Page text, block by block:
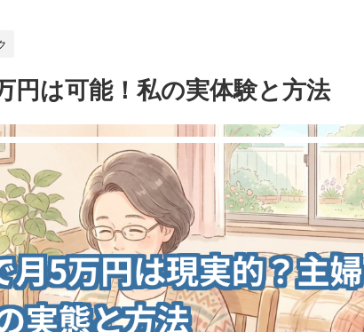
円は可能！私の実体験と方法